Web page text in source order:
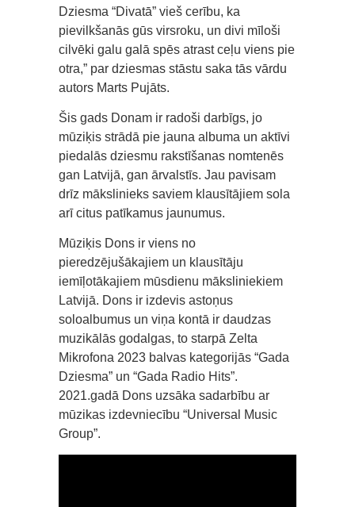
Dziesma “Divatā” vieš cerību, ka
pievilkšanās gūs virsroku, un divi mīloši
cilvēki galu galā spēs atrast ceļu viens pie
otra,” par dziesmas stāstu saka tās vārdu
autors Marts Pujāts.
Šis gads Donam ir radoši darbīgs, jo
mūziķis strādā pie jauna albuma un aktīvi
piedalās dziesmu rakstīšanas nomtenēs
gan Latvijā, gan ārvalstīs. Jau pavisam
drīz mākslinieks saviem klausītājiem sola
arī citus patīkamus jaunumus.
Mūziķis Dons ir viens no
pieredzējušākajiem un klausītāju
iemīļotākajiem mūsdienu māksliniekiem
Latvijā. Dons ir izdevis astoņus
soloalbumus un viņa kontā ir daudzas
muzikālās godalgas, to starpā Zelta
Mikrofona 2023 balvas kategorijās “Gada
Dziesma” un “Gada Radio Hits”.
2021.gadā Dons uzsāka sadarbību ar
mūzikas izdevniecību “Universal Music
Group”.